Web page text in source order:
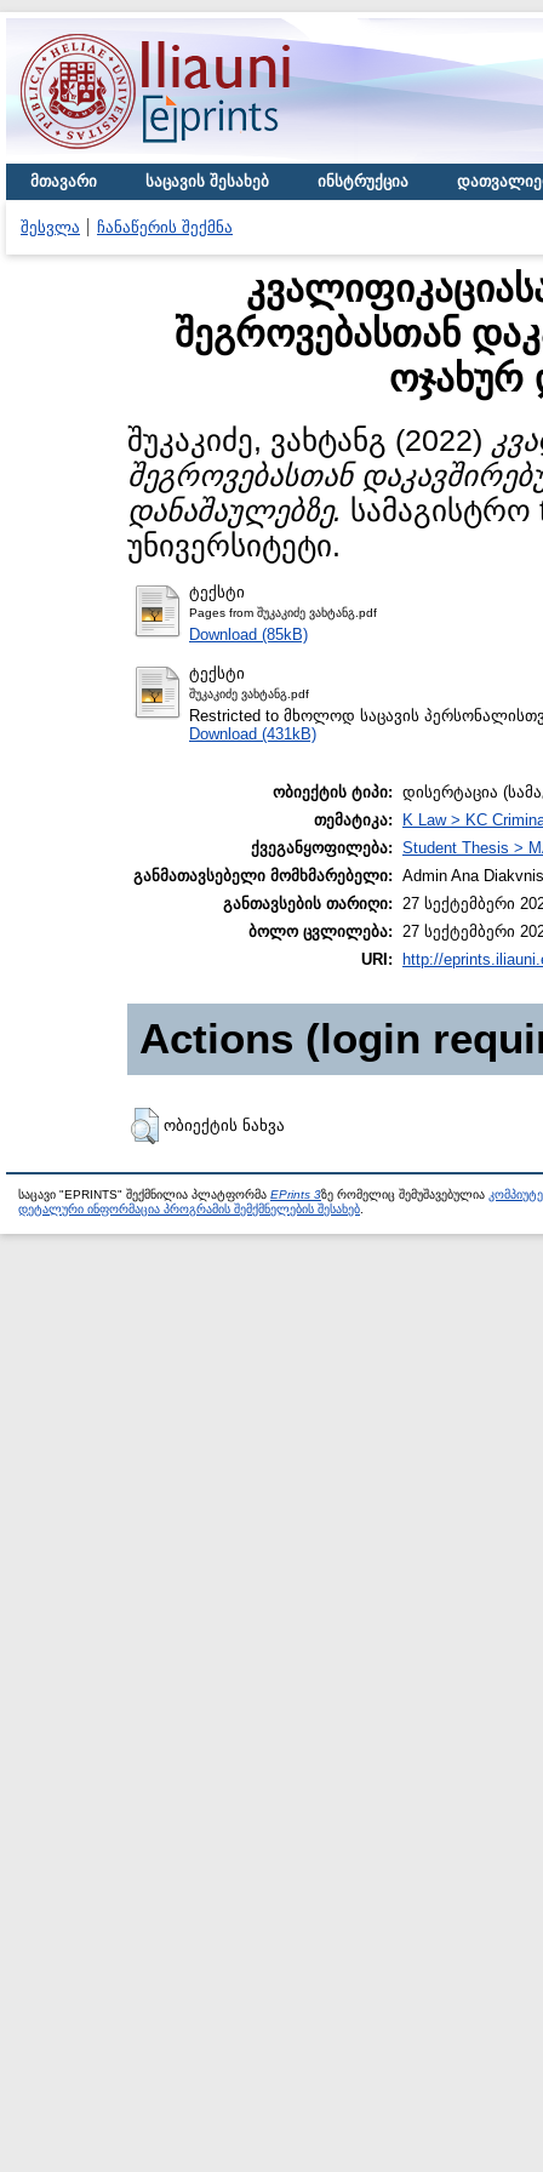
მთავარი საცავის შესახებ ინსტრუქცია
შესვლა ჩანაწერის შექმნა
შეგროვებასთან
ოჯახურ
შუკაკიძე, ვახტანგ (2022)
შეგროვებასთან
დანაშაულებზე.
უნივერსიტეტი.
ტექსტი
Pages from შუკაკიძე ვახტანგ.pdf
Download (85kB)
ტექსტი
შუკაკიძე ვახტანგ.pdf
Restricted to მხოლოდ საცავის
Download (431kB)
ობიექტის ტიპი: დისერტაცია
თემატიკა:
K Law > KC
ქვეგანყოფილება: Student Thesis >
განმათავსებელი მომხმარებელი: Admin Ana
განთავსების თარიღი: 27 სექტემბერი
ბოლო ცვლილება: 27 სექტემბერი
URI:
http://
Actions (login
ობიექტის ნახვა
საცავი "EPRINTS" შექმნილია პლატფორმა EPrints 3ზე რომელიც შემუშავებულია
დეტალური ინფორმაცია პროგრამის შემქმნელების შესახებ.